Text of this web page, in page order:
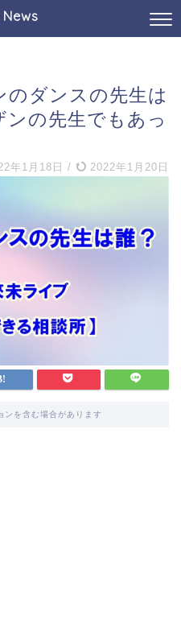
のダンスの先生は
ンの先生でもあっ
年1月18日 / 2022年1月20日
ンを含む場合があります